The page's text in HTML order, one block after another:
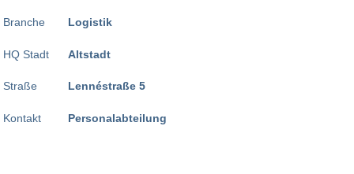
Branche
HQ Stadt
Straße
Kontakt
Logistik
Altstadt
Lennéstraße 5
Personalabteilung